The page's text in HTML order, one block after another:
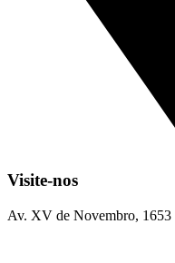
Visite-nos
Av. XV de Novembro, 1653